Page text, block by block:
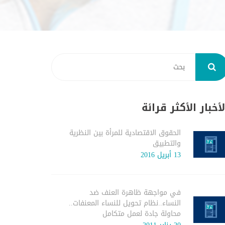
الأكثر قرائة
الحقوق الاقتصادية للمرأة بين النظرية
والتطبيق
13 أبريل 2016
في مواجهة ظاهرة العنف ضد
النساء..نظام تحويل للنساء المعنفات..
محاولة جادة لعمل متكامل